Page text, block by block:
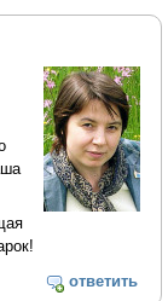
ответить